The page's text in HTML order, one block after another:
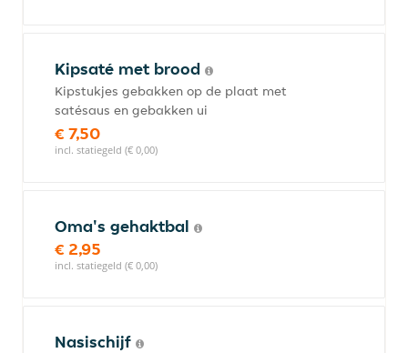
Kipsaté met brood
Kipstukjes gebakken op de plaat met
satésaus en gebakken ui
€ 7,50
incl. statiegeld (€ 0,00)
Oma's gehaktbal
€ 2,95
incl. statiegeld (€ 0,00)
Nasischijf